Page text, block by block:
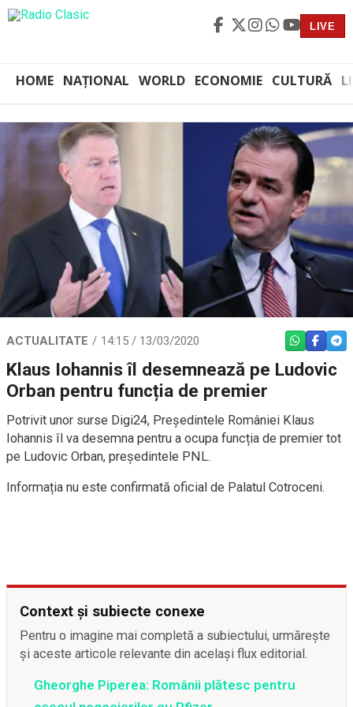
LIVE
HOME NAȚIONAL WORLD ECONOMIE CULTURĂ
ACTUALITATE 14:15 / 13/03/2020 WHATSAPP
Klaus Iohannis îl desemnează pe Ludovic
Orban pentru funcția de premier
Potrivit unor surse Digi24, Președintele României Klaus
Iohannis îl va desemna pentru a ocupa funcția de premier tot
pe Ludovic Orban, președintele PNL.
Informația nu este confirmată oficial de Palatul Cotroceni.
Context și subiecte conexe
Pentru o imagine mai completă a subiectului, urmărește
și aceste articole relevante din același flux editorial.
Gheorghe Piperea: Românii plătesc pentru